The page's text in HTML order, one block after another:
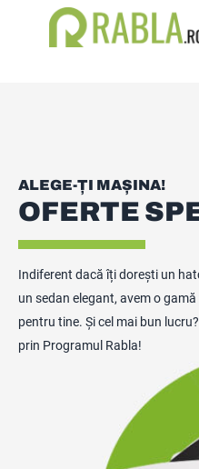
ALEGE-ȚI MAȘINA!
OFERTE
Indiferent dacă îți dorești un
un sedan elegant, avem o
pentru tine. Și cel mai bun
prin Programul Rabla!